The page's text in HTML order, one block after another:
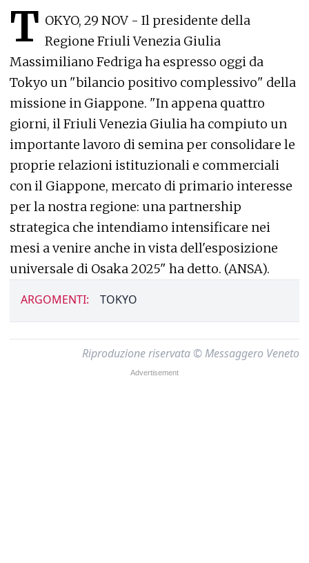
T OKYO, 29 NOV - Il presidente della
Regione Friuli Venezia Giulia
Massimiliano Fedriga ha espresso oggi da
Tokyo un "bilancio positivo complessivo" della
missione in Giappone. "In appena quattro
giorni, il Friuli Venezia Giulia ha compiuto un
importante lavoro di semina per consolidare le
proprie relazioni istituzionali e commerciali
con il Giappone, mercato di primario interesse
per la nostra regione: una partnership
strategica che intendiamo intensificare nei
mesi a venire anche in vista dell'esposizione
universale di Osaka 2025" ha detto. (ANSA).
ARGOMENTI: TOKYO
Riproduzione riservata © Messaggero Veneto